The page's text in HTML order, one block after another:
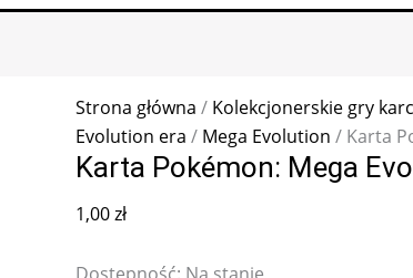
Strona główna / Kolekcjonerskie gry
Evolution era / Mega Evolution / Karta
Karta Pokémon: Mega
1,00zł